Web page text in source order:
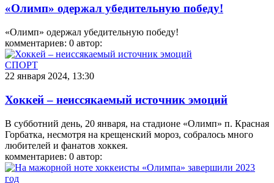
«Олимп» одержал убедительную победу!
«Олимп» одержал убедительную победу!
комментариев: 0 автор:
СПОРТ
22 января 2024, 13:30
Хоккей – неиссякаемый источник эмоций
В субботний день, 20 января, на стадионе «Олимп» п. Красная
Горбатка, несмотря на крещенский мороз, собралось много
любителей и фанатов хоккея.
комментариев: 0 автор: